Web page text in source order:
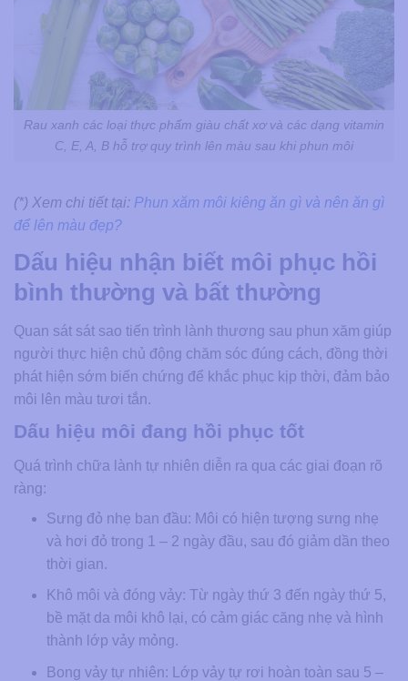
Rau xanh các loại thực phẩm giàu chất xơ và các dạng vitamin
C, E, A, B hỗ trợ quy trình lên màu sau khi phun môi
(*) Xem chi tiết tại: Phun xăm môi kiêng ăn gì và nên ăn gì
để lên màu đẹp?
Dấu hiệu nhận biết môi phục hồi
bình thường và bất thường
Quan sát sát sao tiến trình lành thương sau phun xăm giúp
người thực hiện chủ động chăm sóc đúng cách, đồng thời
phát hiện sớm biến chứng để khắc phục kịp thời, đảm bảo
môi lên màu tươi tắn.
Dấu hiệu môi đang hồi phục tốt
Quá trình chữa lành tự nhiên diễn ra qua các giai đoạn rõ
ràng:
Sưng đỏ nhẹ ban đầu: Môi có hiện tượng sưng nhẹ
và hơi đỏ trong 1 – 2 ngày đầu, sau đó giảm dần theo
thời gian.
Khô môi và đóng vảy: Từ ngày thứ 3 đến ngày thứ 5,
bề mặt da môi khô lại, có cảm giác căng nhẹ và hình
thành lớp vảy mỏng.
Bong vảy tự nhiên: Lớp vảy tự rơi hoàn toàn sau 5 –